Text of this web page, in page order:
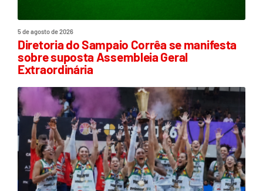
5 de agosto de 2026
Diretoria do Sampaio Corrêa se manifesta
sobre suposta Assembleia Geral
Extraordinária